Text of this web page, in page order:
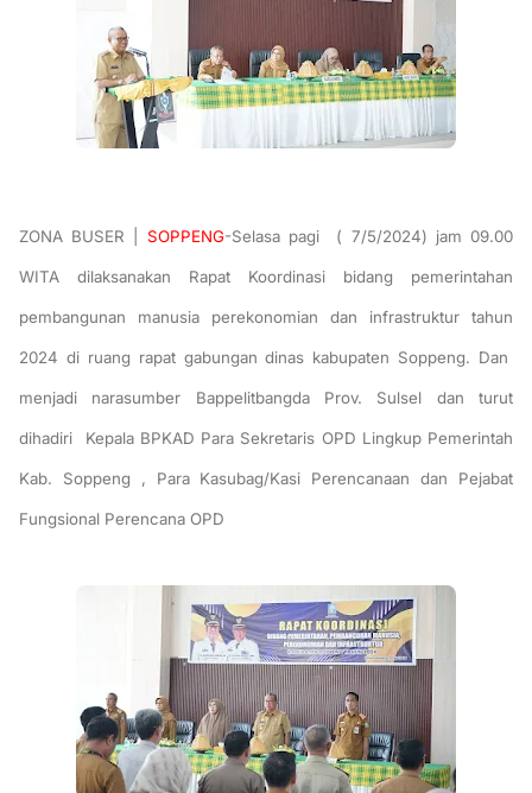
ZONA BUSER | SOPPENG-Selasa pagi ( 7/5/2024) jam 09.00
WITA dilaksanakan Rapat Koordinasi bidang pemerintahan
pembangunan manusia perekonomian dan infrastruktur tahun
2024 di ruang rapat gabungan dinas kabupaten Soppeng. Dan
menjadi narasumber Bappelitbangda Prov. Sulsel dan turut
dihadiri Kepala BPKAD Para Sekretaris OPD Lingkup Pemerintah
Kab. Soppeng , Para Kasubag/Kasi Perencanaan dan Pejabat
Fungsional Perencana OPD